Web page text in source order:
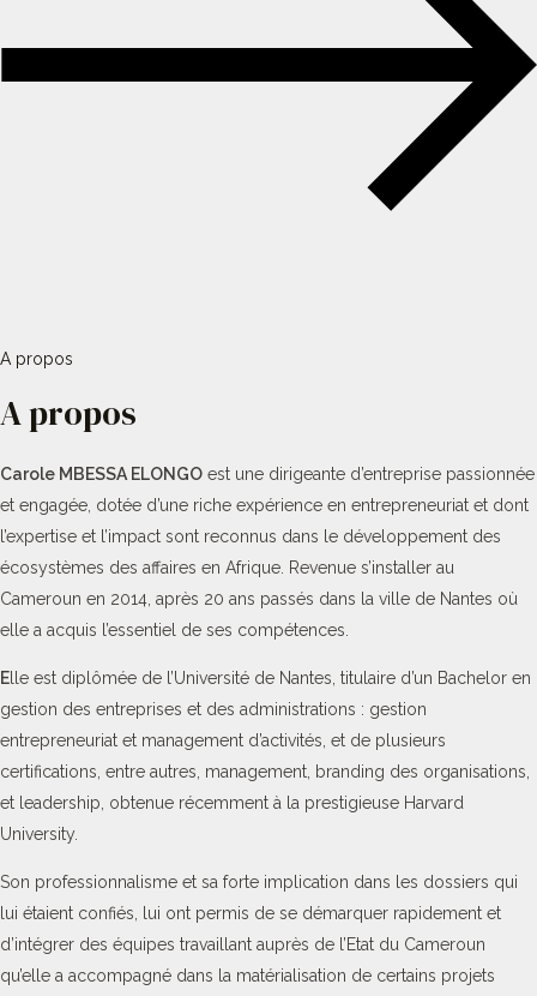
A propos
A propos
Carole MBESSA ELONGO est une dirigeante d’entreprise passionnée
et engagée, dotée d’une riche expérience en entrepreneuriat et dont
l’expertise et l’impact sont reconnus dans le développement des
écosystèmes des affaires en Afrique. Revenue s’installer au
Cameroun en 2014, après 20 ans passés dans la ville de Nantes où
elle a acquis l’essentiel de ses compétences.
E lle est diplômée de l’Université de Nantes, titulaire d’un Bachelor en
gestion des entreprises et des administrations : gestion
entrepreneuriat et management d’activités, et de plusieurs
certifications, entre autres, management, branding des organisations,
et leadership, obtenue récemment à la prestigieuse Harvard
University.
Son professionnalisme et sa forte implication dans les dossiers qui
lui étaient confiés, lui ont permis de se démarquer rapidement et
d’intégrer des équipes travaillant auprès de l’Etat du Cameroun
qu’elle a accompagné dans la matérialisation de certains projets